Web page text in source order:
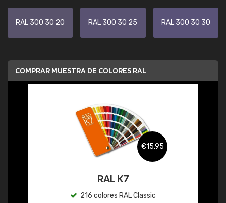
RAL 300 30 20 RAL 300 30 25 RAL 300 30 30
COMPRAR MUESTRA DE COLORES RAL
€15,95
RAL K7
216 colores RAL Classic